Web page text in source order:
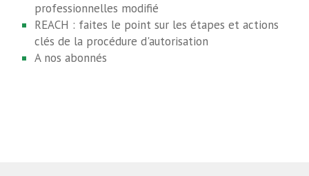
professionnelles modifié
REACH : faites le point sur les étapes et actions
clés de la procédure d'autorisation
A nos abonnés